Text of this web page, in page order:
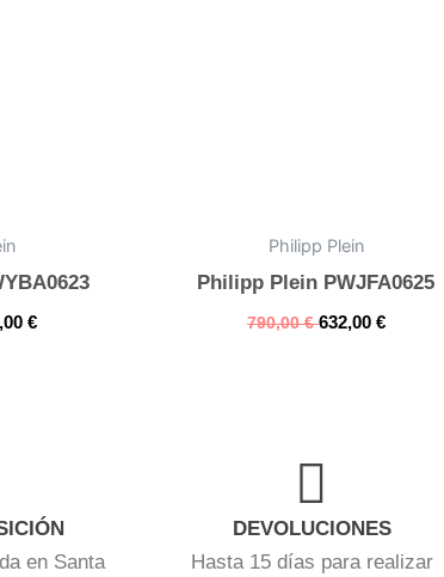
€
Philipp Plein
Philipp Plein PWJFA0625
790,00€ 632,00 €
en Santa
DEVOLUCIONES
Hasta 15 días para realizar